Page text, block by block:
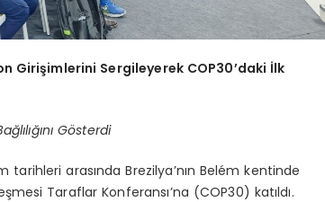
Girişimlerini Sergileyerek COP30’daki İlk
Gösterdi
tarihleri arasında Brezilya’nın Belém kentinde
Taraflar Konferansı’na (COP30) katıldı.